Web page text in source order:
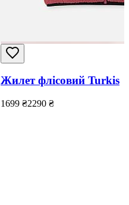
Жилет флісовий Turkis
1699 ₴2290 ₴